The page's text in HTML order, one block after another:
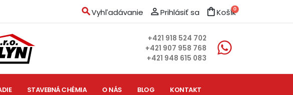
searchVyhľadávanie person_outlinePrihlásiť sa shopping_bagKošík0
+421 918 524 702
+421 907 958 768
+421 948 615 083
STAVEBNÁ CHÉMIA O NÁS BLOG KONTAKT